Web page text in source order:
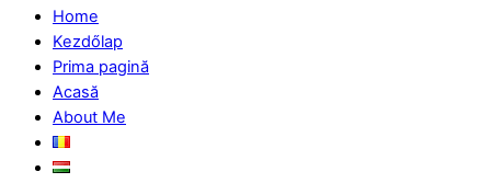
Home
Kezdőlap
Prima pagină
Acasă
About Me